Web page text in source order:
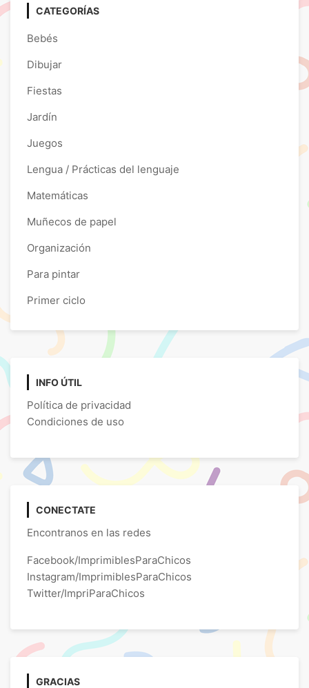
CATEGORÍAS
Bebés
Dibujar
Fiestas
Jardín
Juegos
Lengua / Prácticas del lenguaje
Matemáticas
Muñecos de papel
Organización
Para pintar
Primer ciclo
INFO ÚTIL
Política de privacidad
Condiciones de uso
CONECTATE
Encontranos en las redes
Facebook/ImprimiblesParaChicos
Instagram/ImprimiblesParaChicos
Twitter/ImpriParaChicos
GRACIAS